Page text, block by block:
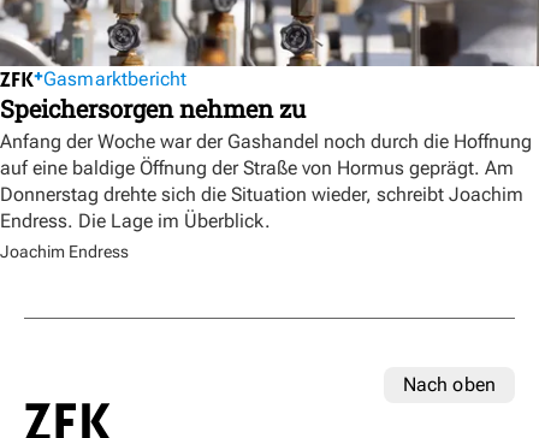
Gasmarktbericht
Speichersorgen nehmen zu
Anfang der Woche war der Gashandel noch durch die Hoffnung
auf eine baldige Öffnung der Straße von Hormus geprägt. Am
Donnerstag drehte sich die Situation wieder, schreibt Joachim
Endress. Die Lage im Überblick.
Joachim Endress
Nach oben